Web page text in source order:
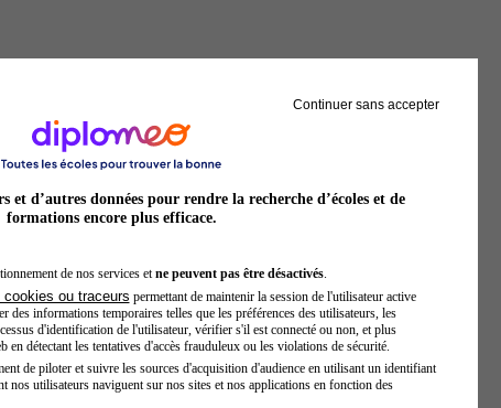
femme
Continuer sans accepter
et d’autres données pour rendre la recherche d’écoles et de
formations encore plus efficace.
de nos services et ne peuvent pas être désactivés.
ou traceurs permettant de maintenir la session de l'utilisateur active
des informations temporaires telles que les préférences des utilisateurs, les
d'identification de l'utilisateur, vérifier s'il est connecté ou non, et plus
en détectant les tentatives d'accès frauduleux ou les violations de sécurité.
de piloter et suivre les sources d'acquisition d'audience en utilisant un identifiant
nos utilisateurs naviguent sur nos sites et nos applications en fonction des